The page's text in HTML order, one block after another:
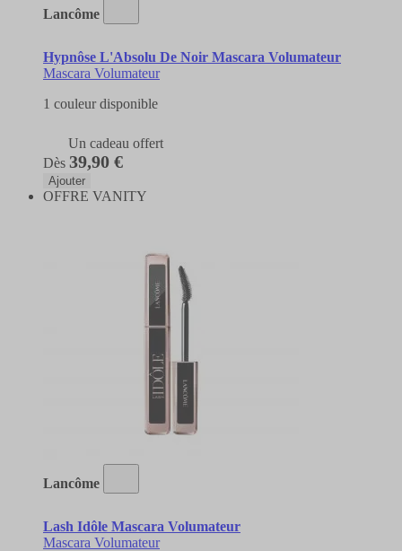
Lancôme
Hypnôse L'Absolu De Noir Mascara Volumateur
Mascara Volumateur
1 couleur disponible
Un cadeau offert
Dès 39,90 €
Ajouter
OFFRE VANITY
Lancôme
Lash Idôle Mascara Volumateur
Mascara Volumateur